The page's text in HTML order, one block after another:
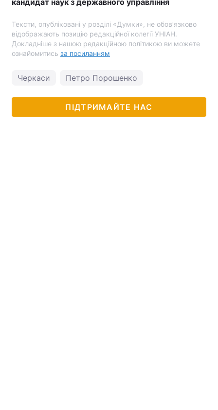
кандидат наук з державного управління
Тексти, опубліковані у розділі «Думки», не обов’язково
відображають позицію редакційної колегії УНІАН.
Докладніше з нашою редакційною політикою ви можете
ознайомитись за посиланням
Черкаси Петро Порошенко
ПІДТРИМАЙТЕ НАС